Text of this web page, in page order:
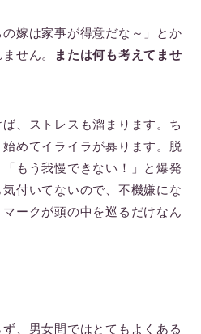
嫁は家事が得意だな～」とか
せん。
または何も考えてませ
、ストレスも溜まります。ち
めてイライラが募ります。脱
もう我慢できない！」と爆発
付いてないので、不機嫌にな
ークが頭の中を巡るだけなん
、男女間ではとてもよくある